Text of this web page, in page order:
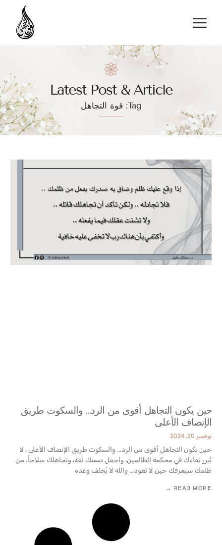
Latest Post & Article
Tag: قوة التجاهل
حين يكون التجاهل أقوى من الرد… والسكوت طريق
الإنصاف الأعلى
نوفمبر 20, 2024
حين يكون التجاهل أقوى من الرد… والسكوت طريق الإنصاف الأعلى ، لا
تُبرر نقاءك في محكمة الظالمين، واجعل صمتك لغة، وتجاهلك سلاحاً. من
ظلمك سيعرفك حين لا تعود… والله لا يُخلف وعده
READ MORE →